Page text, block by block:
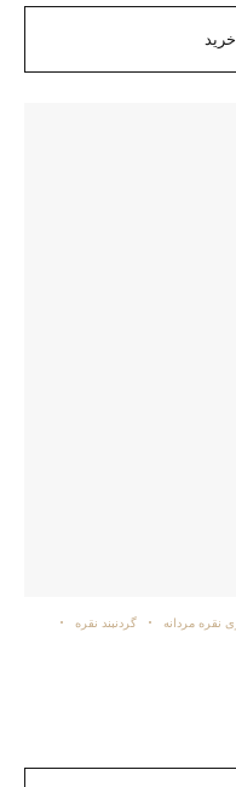
نقره مردانه
گردنبند نقره